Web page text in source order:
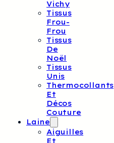
Vichy
Tissus
Frou-
Frou
Tissus
De
Noël
Tissus
Unis
Thermocollants
Et
Décos
Couture
Laine
Aiguilles
Et